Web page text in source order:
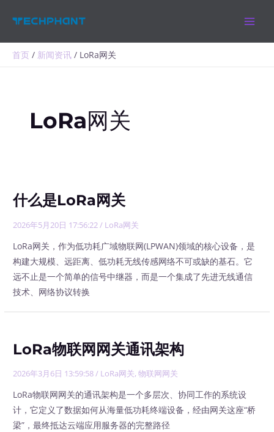
首页 新闻资讯 LoRa网关
LoRa网关
什么是LoRa网关
2026年5月20日 17:56:22/ LoRa网关
LoRa网关，作为低功耗广域物联网(LPWAN)领域的核心设备，是
构建大规模、远距离、低功耗无线传感网络不可或缺的基石。它
远不止是一个简单的信号中继器，而是一个集成了先进无线通信
技术、网络协议转换
LoRa物联网网关通讯架构
2026年3月6日 13:59:58/ LoRa网关,物联网网关
LoRa物联网网关的通讯架构是一个多层次、协同工作的系统设
计，它定义了数据如何从海量低功耗终端设备，经由网关这座“桥
梁”，最终抵达云端应用服务器的完整路径